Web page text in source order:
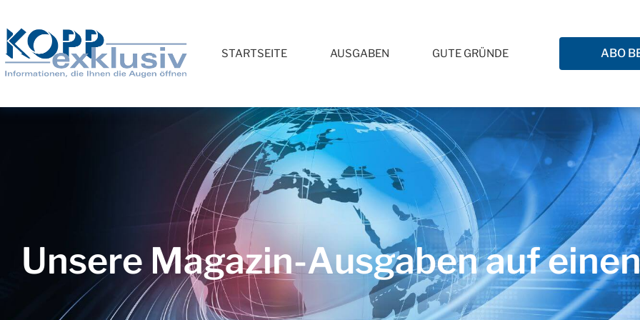
STARTSEITE AUSGABEN GUTE GRÜNDE ABO
Unsere Magazin-Ausgaben auf